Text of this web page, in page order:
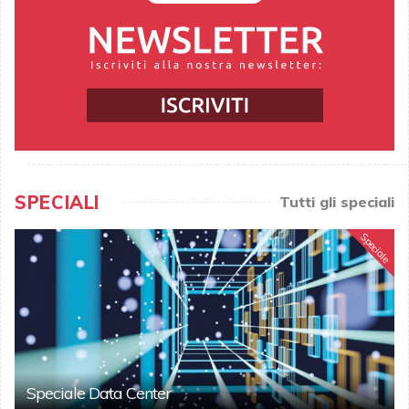
SPECIALI Tutti gli speciali
Speciale
Speciale Data Center